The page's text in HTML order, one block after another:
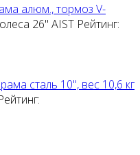
алюм., тормоз V-
26" AIST Рейтинг:
сталь 10", вес 10,6 кг